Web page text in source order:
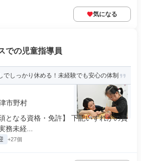
気になる
での児童指導員
でしっかり休める！未経験でも安心の体制
市野村
となる資格・免許】 下記いずれかの資
務未経...
+27個